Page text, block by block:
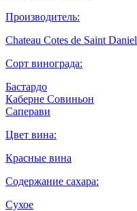
Производитель:
Chateau Cotes de Saint Daniel
Сорт винограда:
Бастардо
Каберне Совиньон
Саперави
Цвет вина:
Красные вина
Содержание сахара:
Сухое